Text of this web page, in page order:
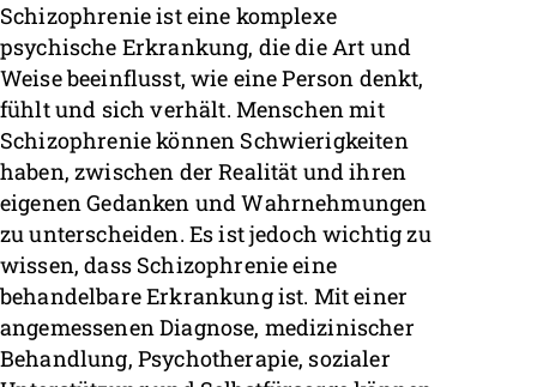
Schizophrenie ist eine komplexe
psychische Erkrankung, die die Art und
Weise beeinflusst, wie eine Person denkt,
fühlt und sich verhält. Menschen mit
Schizophrenie können Schwierigkeiten
haben, zwischen der Realität und ihren
eigenen Gedanken und Wahrnehmungen
zu unterscheiden. Es ist jedoch wichtig zu
wissen, dass Schizophrenie eine
behandelbare Erkrankung ist. Mit einer
angemessenen Diagnose, medizinischer
Behandlung, Psychotherapie, sozialer